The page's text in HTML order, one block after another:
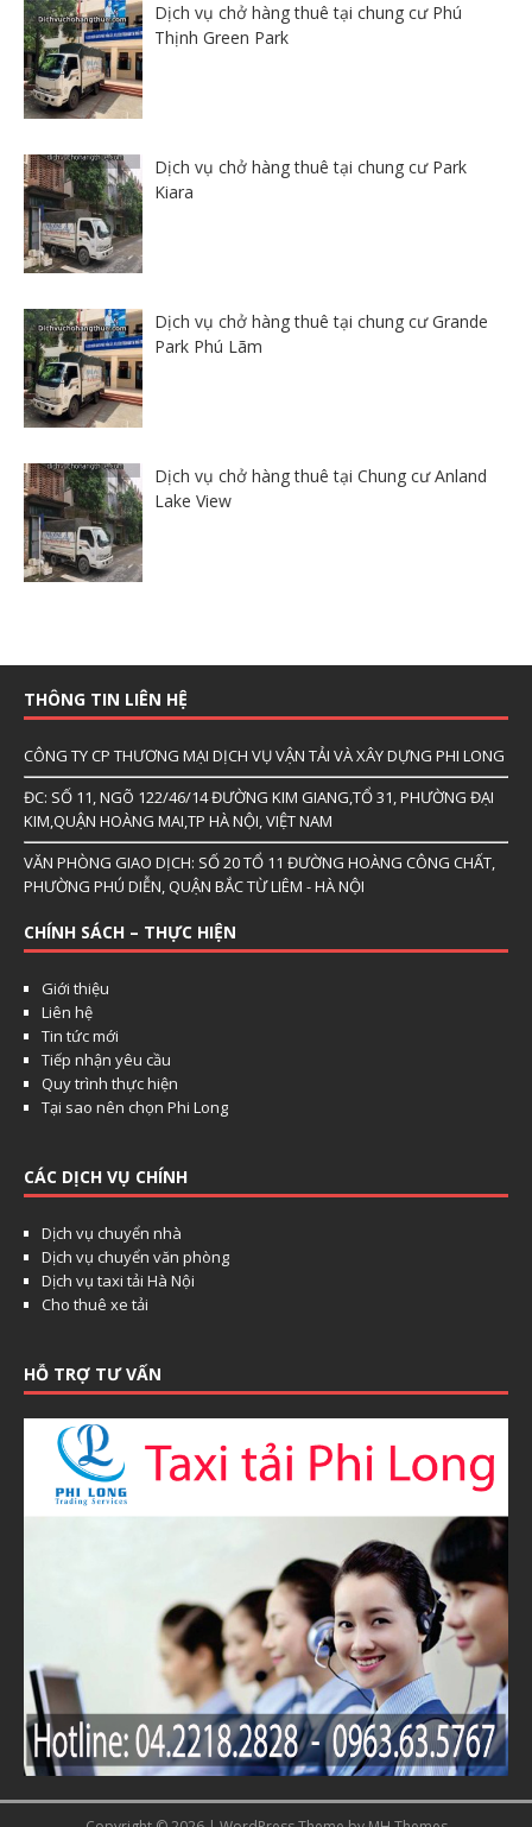
Dịch vụ chở hàng thuê tại chung cư Phú
Thịnh Green Park
Dịch vụ chở hàng thuê tại chung cư Park
Kiara
Dịch vụ chở hàng thuê tại chung cư Grande
Park Phú Lãm
Dịch vụ chở hàng thuê tại Chung cư Anland
Lake View
THÔNG TIN LIÊN HỆ
CÔNG TY CP THƯƠNG MẠI DỊCH VỤ VẬN TẢI VÀ XÂY DỰNG PHI LONG
ĐC: SỐ 11, NGÕ 122/46/14 ĐƯỜNG KIM GIANG,TỔ 31, PHƯỜNG ĐẠI
KIM,QUẬN HOÀNG MAI,TP HÀ NỘI, VIỆT NAM
VĂN PHÒNG GIAO DỊCH: SỐ 20 TỔ 11 ĐƯỜNG HOÀNG CÔNG CHẤT,
PHƯỜNG PHÚ DIỄN, QUẬN BẮC TỪ LIÊM - HÀ NỘI
CHÍNH SÁCH – THỰC HIỆN
Giới thiệu
Liên hệ
Tin tức mới
Tiếp nhận yêu cầu
Quy trình thực hiện
Tại sao nên chọn Phi Long
CÁC DỊCH VỤ CHÍNH
Dịch vụ chuyển nhà
Dịch vụ chuyển văn phòng
Dịch vụ taxi tải Hà Nội
Cho thuê xe tải
HỖ TRỢ TƯ VẤN